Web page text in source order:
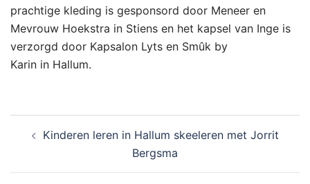
prachtige kleding is gesponsord door Meneer en
Mevrouw Hoekstra in Stiens en het kapsel van Inge is
verzorgd door Kapsalon Lyts en Smûk by
Karin in Hallum.
navigatie
Kinderen leren in Hallum skeeleren met Jorrit
Bergsma